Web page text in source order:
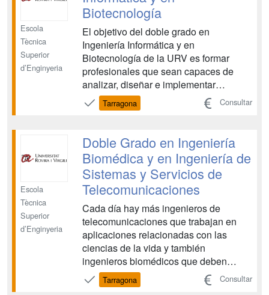
Escola
Tècnica
Superior
d’Enginyeria
Biotecnología
El objetivo del doble grado en
Ingeniería Informática y en
Biotecnología de la URV es formar
profesionales que sean capaces de
analizar, diseñar e implementar
soluciones informáticas a los
problemas que plantean los procesos
aprenderás a utilizar las herramientas
conceptuales, manuales y técnicas
necesarias p...
Tarragona Consultar
Escola
Tècnica
Superior
d’Enginyeria
Doble Grado en Ingeniería
Biomédica y en Ingeniería de
Sistemas y Servicios de
Telecomunicaciones
Cada día hay más ingenieros de
telecomunicaciones que trabajan en
aplicaciones relacionadas con las
ciencias de la vida y también
ingenieros biomédicos que deben
enfrentarse a problemas relacionados
con el tratamiento de la señal y las
Tarragona Consultar